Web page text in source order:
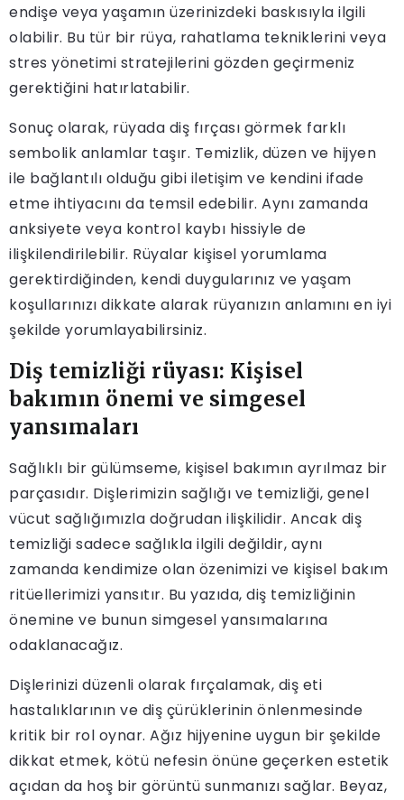
endişe veya yaşamın üzerinizdeki baskısıyla ilgili
olabilir. Bu tür bir rüya, rahatlama tekniklerini veya
stres yönetimi stratejilerini gözden geçirmeniz
gerektiğini hatırlatabilir.
Sonuç olarak, rüyada diş fırçası görmek farklı
sembolik anlamlar taşır. Temizlik, düzen ve hijyen
ile bağlantılı olduğu gibi iletişim ve kendini ifade
etme ihtiyacını da temsil edebilir. Aynı zamanda
anksiyete veya kontrol kaybı hissiyle de
ilişkilendirilebilir. Rüyalar kişisel yorumlama
gerektirdiğinden, kendi duygularınız ve yaşam
koşullarınızı dikkate alarak rüyanızın anlamını en iyi
şekilde yorumlayabilirsiniz.
Diş temizliği rüyası: Kişisel
bakımın önemi ve simgesel
yansımaları
Sağlıklı bir gülümseme, kişisel bakımın ayrılmaz bir
parçasıdır. Dişlerimizin sağlığı ve temizliği, genel
vücut sağlığımızla doğrudan ilişkilidir. Ancak diş
temizliği sadece sağlıkla ilgili değildir, aynı
zamanda kendimize olan özenimizi ve kişisel bakım
ritüellerimizi yansıtır. Bu yazıda, diş temizliğinin
önemine ve bunun simgesel yansımalarına
odaklanacağız.
Dişlerinizi düzenli olarak fırçalamak, diş eti
hastalıklarının ve diş çürüklerinin önlenmesinde
kritik bir rol oynar. Ağız hijyenine uygun bir şekilde
dikkat etmek, kötü nefesin önüne geçerken estetik
açıdan da hoş bir görüntü sunmanızı sağlar. Beyaz,